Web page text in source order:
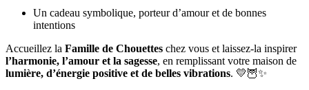
Un cadeau symbolique, porteur d’amour et de bonnes
intentions
Accueillez la Famille de Chouettes chez vous et laissez-la inspirer
l’harmonie, l’amour et la sagesse, en remplissant votre maison de
lumière, d’énergie positive et de belles vibrations. 💛🦉✨